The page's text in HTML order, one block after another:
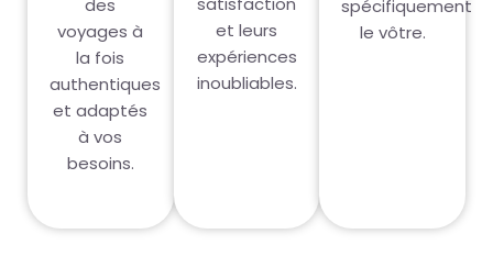
des
voyages à
la fois
authentiques
et adaptés
à vos
besoins.
et leurs
expériences
inoubliables.
spécifiquement
le vôtre.